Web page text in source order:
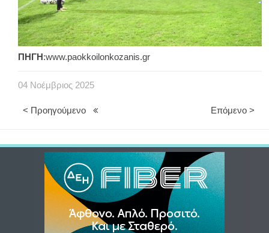
ΠΗΓΗ :www.paokkoilonkozanis.gr
04 Νοέμβριος 2025
< Προηγούμενο Επόμενο >